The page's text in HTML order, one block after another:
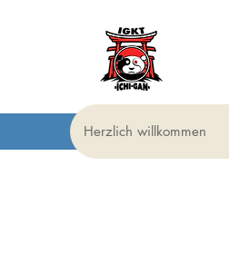
Herzlich willkommen